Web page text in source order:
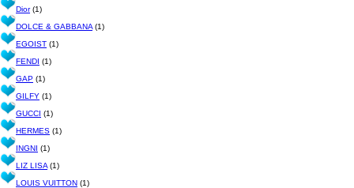
Dior(1)
DOLCE & GABBANA (1)
EGOIST (1)
FENDI (1)
GAP (1)
GILFY (1)
GUCCI (1)
HERMES (1)
INGNI (1)
LIZ LISA (1)
LOUIS VUITTON (1)